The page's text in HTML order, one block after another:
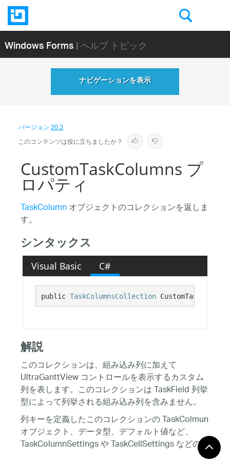
Windows Forms| ヘルプ トピック
ナビゲーションを表示
バージョン20.2
このコンテンツは役に立ちましたか？
CustomTaskColumns プ
ロパティ
TaskColumnオブジェクトのコレクションを返しま
す。
シンタックス
Visual Basic C#
public TaskColumnsCollection
解説
このコレクションは、組み込み列に加えて
UltraGanttView コントロールを表示するカスタム
列を表します。このコレクションは TaskField 列挙
型によって列挙される組み込み列を含みません。
列キーを定義したこのコレクションの TaskColmun
オブジェクト、データ型、デフォルト値など、
TaskColumnSettings や TaskCellSettings などの列